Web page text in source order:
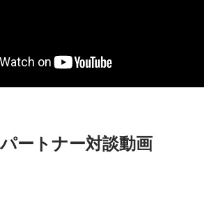
ートナー対談動画